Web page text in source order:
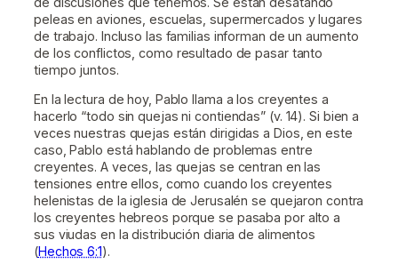
peleas en aviones, escuelas, supermercados y lugares
de trabajo. Incluso las familias informan de un aumento
de los conflictos, como resultado de pasar tanto
tiempo juntos.
En la lectura de hoy, Pablo llama a los creyentes a
hacerlo “todo sin quejas ni contiendas” (v. 14). Si bien a
veces nuestras quejas están dirigidas a Dios, en este
caso, Pablo está hablando de problemas entre
creyentes. A veces, las quejas se centran en las
tensiones entre ellos, como cuando los creyentes
helenistas de la iglesia de Jerusalén se quejaron contra
los creyentes hebreos porque se pasaba por alto a
sus viudas en la distribución diaria de alimentos
(Hechos 6:1).